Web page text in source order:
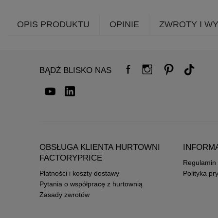
OPIS PRODUKTU OPINIE ZWROTY I
BĄDŹ BLISKO NAS
OBSŁUGA KLIENTA HURTOWNI
FACTORYPRICE
Płatności i koszty dostawy
Pytania o współpracę z hurtownią
Zasady zwrotów
Regulamin
Polityka